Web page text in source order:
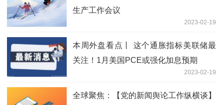
生产工作会议
2023-02-19
本周外盘看点丨 这个通胀指标美联储最
关注！1月美国PCE或强化加息预期
2023-02-19
全球聚焦：【党的新闻舆论工作纵横谈】